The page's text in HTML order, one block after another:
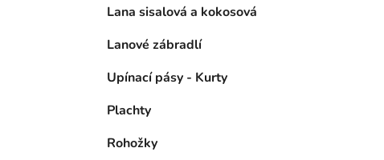
Lana sisalová a kokosová
Lanové zábradlí
Upínací pásy - Kurty
Plachty
Rohožky